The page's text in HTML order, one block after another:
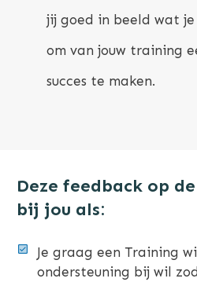
jij goed in beeld wat
om van jouw training
succes te maken.
Deze feedback op
bij jou als:
Je graag een Training
ondersteuning bij wil